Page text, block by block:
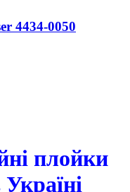
4434-0050
плойки